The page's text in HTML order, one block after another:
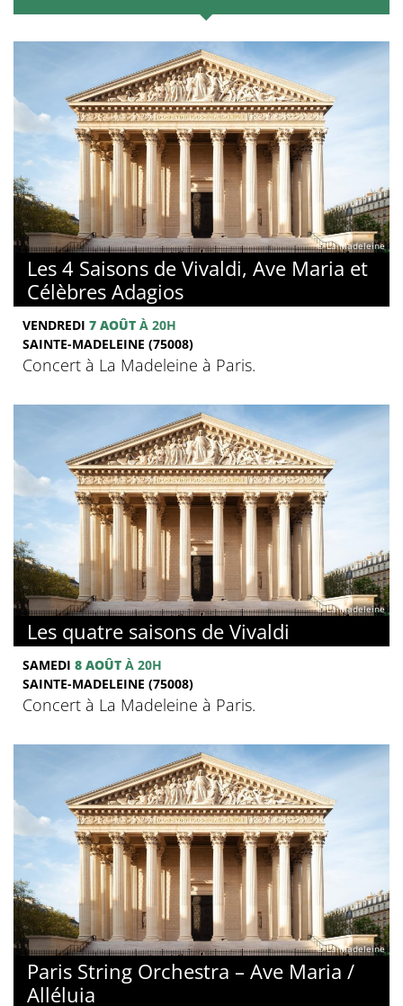
© La Madeleine
Les 4 Saisons de Vivaldi, Ave Maria et
Célèbres Adagios
VENDREDI 7 AOÛT À 20H
SAINTE-MADELEINE (75008)
Concert à La Madeleine à Paris.
© La Madeleine
Les quatre saisons de Vivaldi
SAMEDI 8 AOÛT À 20H
SAINTE-MADELEINE (75008)
Concert à La Madeleine à Paris.
© La Madeleine
Paris String Orchestra – Ave Maria /
Alléluia